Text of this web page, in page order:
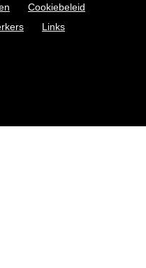
Cookiebeleid
Links